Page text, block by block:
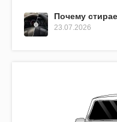
Почему
23.07.2026